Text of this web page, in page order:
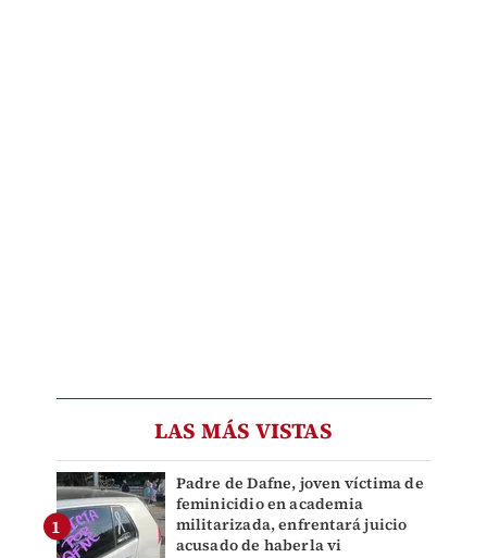
LAS MÁS VISTAS
Padre de Dafne, joven víctima de
feminicidio en academia
militarizada, enfrentará juicio
acusado de haberla vi